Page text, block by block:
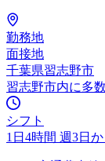
勤務地
面接地
千葉県習志野市
習志野市内に多
シフト
1日4時間 週3日